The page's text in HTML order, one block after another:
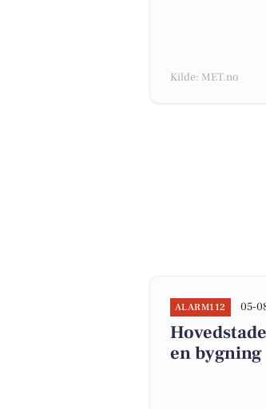
Kilde: MET.no
ALARM112 05-
en bygning